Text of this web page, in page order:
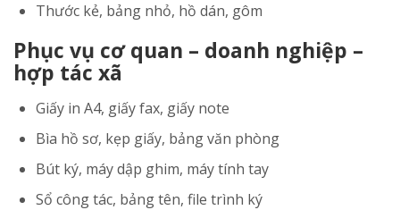
Thước kẻ, bảng nhỏ, hồ dán, gôm
Phục vụ cơ quan – doanh nghiệp –
hợp tác xã
Giấy in A4, giấy fax, giấy note
Bìa hồ sơ, kẹp giấy, bảng văn phòng
Bút ký, máy dập ghim, máy tính tay
Sổ công tác, bảng tên, file trình ký